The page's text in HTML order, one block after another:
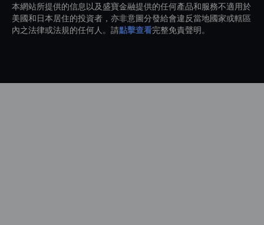
本網站所提供的信息以及盛寶金融提供的任何產品和服務不適用於
美國和日本居住的投資者，亦非意圖分發給會違反當地國家或轄區
內之法律或法規的任何人。請點擊查看完整免責聲明。